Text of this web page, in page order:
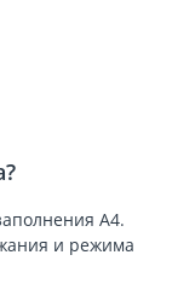
A4.
и режима